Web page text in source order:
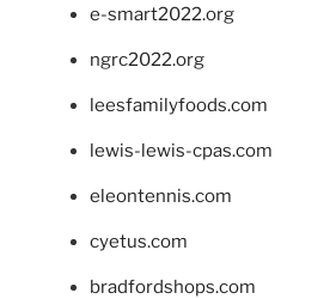
e-smart2022.org
ngrc2022.org
leesfamilyfoods.com
lewis-lewis-cpas.com
eleontennis.com
cyetus.com
bradfordshops.com